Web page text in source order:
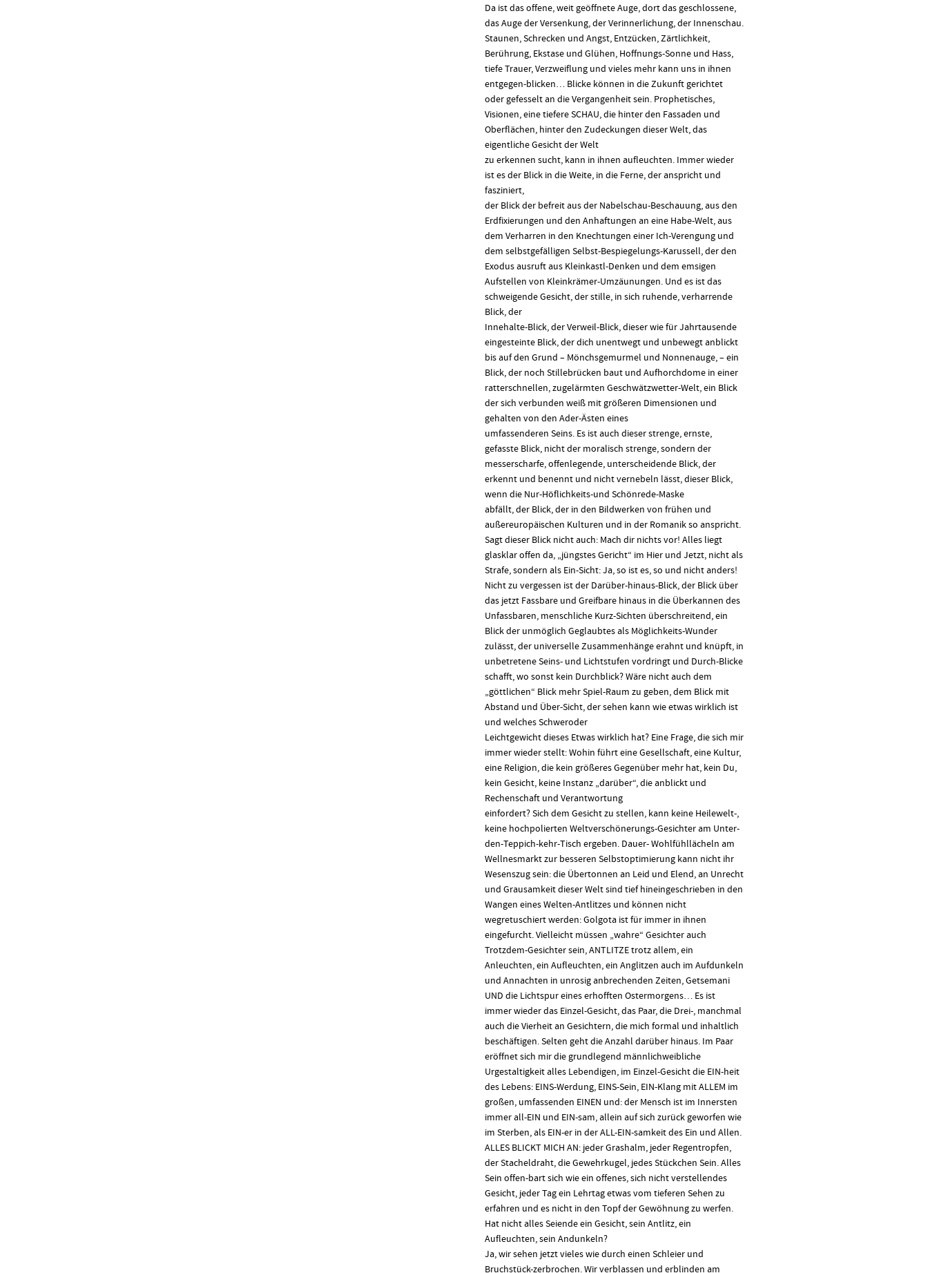
Da ist das offene, weit geöffnete Auge, dort das geschlossene,
das Auge der Versenkung, der Verinnerlichung, der Innenschau.
Staunen, Schrecken und Angst, Entzücken, Zärtlichkeit,
Berührung, Ekstase und Glühen, Hoffnungs-Sonne und Hass,
tiefe Trauer, Verzweiflung und vieles mehr kann uns in ihnen
entgegen-blicken… Blicke können in die Zukunft gerichtet
oder gefesselt an die Vergangenheit sein. Prophetisches,
Visionen, eine tiefere SCHAU, die hinter den Fassaden und
Oberflächen, hinter den Zudeckungen dieser Welt, das
eigentliche Gesicht der Welt
zu erkennen sucht, kann in ihnen aufleuchten. Immer wieder
ist es der Blick in die Weite, in die Ferne, der anspricht und
fasziniert,
der Blick der befreit aus der Nabelschau-Beschauung, aus den
Erdfixierungen und den Anhaftungen an eine Habe-Welt, aus
dem Verharren in den Knechtungen einer Ich-Verengung und
dem selbstgefälligen Selbst-Bespiegelungs-Karussell, der den
Exodus ausruft aus Kleinkastl-Denken und dem emsigen
Aufstellen von Kleinkrämer-Umzäunungen. Und es ist das
schweigende Gesicht, der stille, in sich ruhende, verharrende
Blick, der
Innehalte-Blick, der Verweil-Blick, dieser wie für Jahrtausende
eingesteinte Blick, der dich unentwegt und unbewegt anblickt
bis auf den Grund – Mönchsgemurmel und Nonnenauge, – ein
Blick, der noch Stillebrücken baut und Aufhorchdome in einer
ratterschnellen, zugelärmten Geschwätzwetter-Welt, ein Blick
der sich verbunden weiß mit größeren Dimensionen und
gehalten von den Ader-Ästen eines
umfassenderen Seins. Es ist auch dieser strenge, ernste,
gefasste Blick, nicht der moralisch strenge, sondern der
messerscharfe, offenlegende, unterscheidende Blick, der
erkennt und benennt und nicht vernebeln lässt, dieser Blick,
wenn die Nur-Höflichkeits-und Schönrede-Maske
abfällt, der Blick, der in den Bildwerken von frühen und
außereuropäischen Kulturen und in der Romanik so anspricht.
Sagt dieser Blick nicht auch: Mach dir nichts vor! Alles liegt
glasklar offen da, „jüngstes Gericht“ im Hier und Jetzt, nicht als
Strafe, sondern als Ein-Sicht: Ja, so ist es, so und nicht anders!
Nicht zu vergessen ist der Darüber-hinaus-Blick, der Blick über
das jetzt Fassbare und Greifbare hinaus in die Überkannen des
Unfassbaren, menschliche Kurz-Sichten überschreitend, ein
Blick der unmöglich Geglaubtes als Möglichkeits-Wunder
zulässt, der universelle Zusammenhänge erahnt und knüpft, in
unbetretene Seins- und Lichtstufen vordringt und Durch-Blicke
schafft, wo sonst kein Durchblick? Wäre nicht auch dem
„göttlichen“ Blick mehr Spiel-Raum zu geben, dem Blick mit
Abstand und Über-Sicht, der sehen kann wie etwas wirklich ist
und welches Schweroder
Leichtgewicht dieses Etwas wirklich hat? Eine Frage, die sich mir
immer wieder stellt: Wohin führt eine Gesellschaft, eine Kultur,
eine Religion, die kein größeres Gegenüber mehr hat, kein Du,
kein Gesicht, keine Instanz „darüber“, die anblickt und
Rechenschaft und Verantwortung
einfordert? Sich dem Gesicht zu stellen, kann keine Heilewelt-,
keine hochpolierten Weltverschönerungs-Gesichter am Unter-
den-Teppich-kehr-Tisch ergeben. Dauer- Wohlfühllächeln am
Wellnesmarkt zur besseren Selbstoptimierung kann nicht ihr
Wesenszug sein: die Übertonnen an Leid und Elend, an Unrecht
und Grausamkeit dieser Welt sind tief hineingeschrieben in den
Wangen eines Welten-Antlitzes und können nicht
wegretuschiert werden: Golgota ist für immer in ihnen
eingefurcht. Vielleicht müssen „wahre“ Gesichter auch
Trotzdem-Gesichter sein, ANTLITZE trotz allem, ein
Anleuchten, ein Aufleuchten, ein Anglitzen auch im Aufdunkeln
und Annachten in unrosig anbrechenden Zeiten, Getsemani
UND die Lichtspur eines erhofften Ostermorgens… Es ist
immer wieder das Einzel-Gesicht, das Paar, die Drei-, manchmal
auch die Vierheit an Gesichtern, die mich formal und inhaltlich
beschäftigen. Selten geht die Anzahl darüber hinaus. Im Paar
eröffnet sich mir die grundlegend männlichweibliche
Urgestaltigkeit alles Lebendigen, im Einzel-Gesicht die EIN-heit
des Lebens: EINS-Werdung, EINS-Sein, EIN-Klang mit ALLEM im
großen, umfassenden EINEN und: der Mensch ist im Innersten
immer all-EIN und EIN-sam, allein auf sich zurück geworfen wie
im Sterben, als EIN-er in der ALL-EIN-samkeit des Ein und Allen.
ALLES BLICKT MICH AN: jeder Grashalm, jeder Regentropfen,
der Stacheldraht, die Gewehrkugel, jedes Stückchen Sein. Alles
Sein offen-bart sich wie ein offenes, sich nicht verstellendes
Gesicht, jeder Tag ein Lehrtag etwas vom tieferen Sehen zu
erfahren und es nicht in den Topf der Gewöhnung zu werfen.
Hat nicht alles Seiende ein Gesicht, sein Antlitz, ein
Aufleuchten, sein Andunkeln?
Ja, wir sehen jetzt vieles wie durch einen Schleier und
Bruchstück-zerbrochen. Wir verblassen und erblinden am